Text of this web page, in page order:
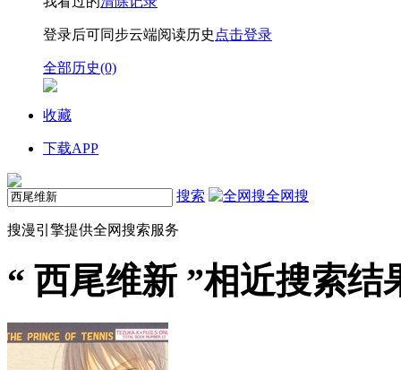
登录后可同步云端阅读历史 点击登录
全部历史(0)
收藏
下载APP
搜索 全网搜
搜漫引擎提供全网搜索服务
“ 西尾维新 ”相近搜索结